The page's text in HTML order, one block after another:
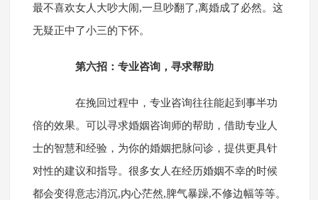
最不喜欢女人大吵大闹,一旦吵翻了,离婚成了必然。这
无疑正中了小三的下怀。
第六招：专业咨询，寻求帮助
在挽回过程中，专业咨询往往能起到事半功
倍的效果。可以寻求婚姻咨询师的帮助，借助专业人
士的智慧和经验，为你的婚姻把脉问诊，提供更具针
对性的建议和指导。很多女人在经历婚姻不幸的时候
都会变得意志消沉,内心茫然,脾气暴躁,不修边幅等等。